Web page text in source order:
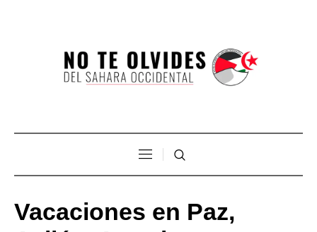
Vacaciones en Paz,